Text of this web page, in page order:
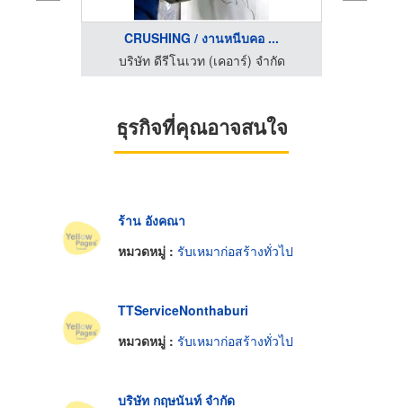
CRUSHING / งานหนีบคอ ...
บริษัท ดีรีโนเวท (เคอาร์) จำกัด
ธุรกิจที่คุณอาจสนใจ
ร้าน อังคณา
หมวดหมู่ : รับเหมาก่อสร้างทั่วไป
TTServiceNonthaburi
หมวดหมู่ : รับเหมาก่อสร้างทั่วไป
บริษัท กฤษนันท์ จำกัด